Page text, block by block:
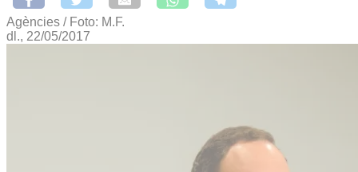
Agències / Foto: M.F.
dl., 22/05/2017